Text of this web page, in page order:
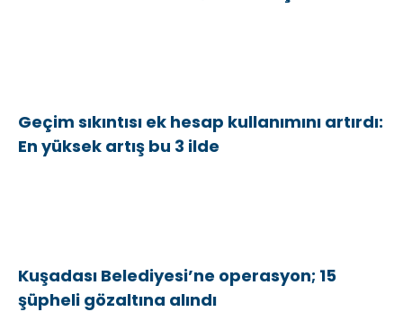
Geçim sıkıntısı ek hesap kullanımını artırdı:
En yüksek artış bu 3 ilde
Kuşadası Belediyesi’ne operasyon; 15
şüpheli gözaltına alındı